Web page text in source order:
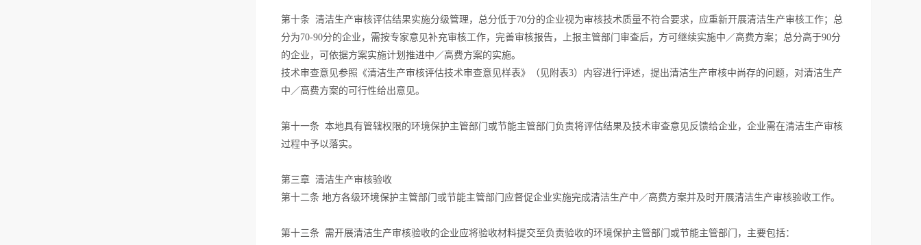
第十条 清洁生产审核评估结果实施分级管理，总分低于70分的企业视为审核技术质量不符合要求，应重新开展清洁生产审核工作；总
分为70-90分的企业，需按专家意见补充审核工作，完善审核报告，上报主管部门审查后，方可继续实施中／高费方案；总分高于90分
的企业，可依据方案实施计划推进中／高费方案的实施。
技术审查意见参照《清洁生产审核评估技术审查意见样表》（见附表3）内容进行评述，提出清洁生产审核中尚存的问题，对清洁生产
中／高费方案的可行性给出意见。
第十一条 本地具有管辖权限的环境保护主管部门或节能主管部门负责将评估结果及技术审查意见反馈给企业，企业需在清洁生产审核
过程中予以落实。
第三章 清洁生产审核验收
第十二条 地方各级环境保护主管部门或节能主管部门应督促企业实施完成清洁生产中／高费方案并及时开展清洁生产审核验收工作。
第十三条 需开展清洁生产审核验收的企业应将验收材料提交至负责验收的环境保护主管部门或节能主管部门，主要包括：